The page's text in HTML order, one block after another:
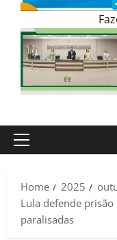
Primary
Home
2025
Lula defende
paralisadas